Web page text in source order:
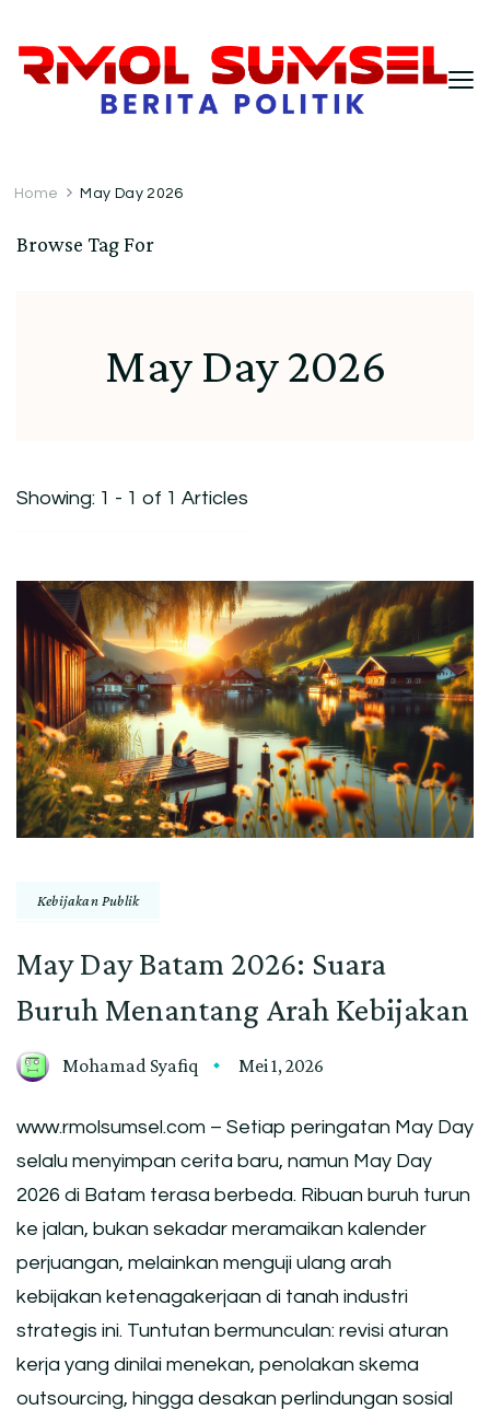
Indonesia untuk Pembaca Kritis
Home May Day 2026
Browse Tag For
May Day 2026
Showing: 1 - 1 of 1 Articles
Kebijakan Publik
May Day Batam 2026: Suara
Buruh Menantang Arah Kebijakan
Mohamad Syafiq Mei 1, 2026
www.rmolsumsel.com – Setiap peringatan May Day
selalu menyimpan cerita baru, namun May Day
2026 di Batam terasa berbeda. Ribuan buruh turun
ke jalan, bukan sekadar meramaikan kalender
perjuangan, melainkan menguji ulang arah
kebijakan ketenagakerjaan di tanah industri
strategis ini. Tuntutan bermunculan: revisi aturan
kerja yang dinilai menekan, penolakan skema
outsourcing, hingga desakan perlindungan sosial